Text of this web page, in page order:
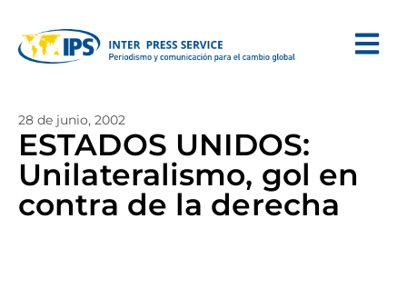
28 de junio, 2002
ESTADOS UNIDOS:
Unilateralismo, gol en
contra de la derecha